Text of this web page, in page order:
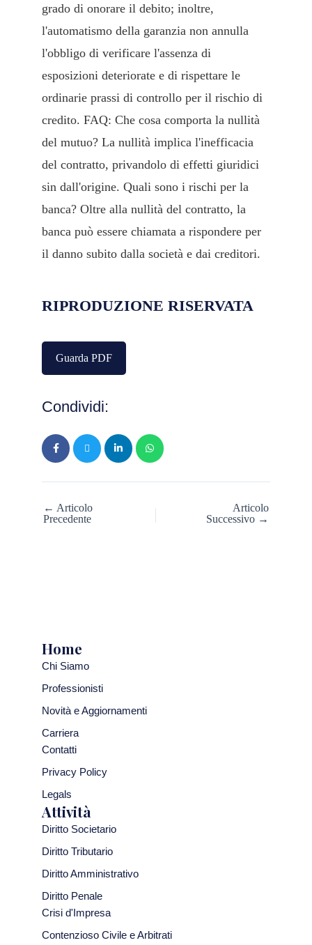
grado di onorare il debito; inoltre,
l'automatismo della garanzia non annulla
l'obbligo di verificare l'assenza di
esposizioni deteriorate e di rispettare le
ordinarie prassi di controllo per il rischio di
credito. FAQ: Che cosa comporta la nullità
del mutuo? La nullità implica l'inefficacia
del contratto, privandolo di effetti giuridici
sin dall'origine. Quali sono i rischi per la
banca? Oltre alla nullità del contratto, la
banca può essere chiamata a rispondere per
il danno subito dalla società e dai creditori.
RIPRODUZIONE RISERVATA
Guarda PDF
Condividi:
← Articolo
Precedente
Articolo
Successivo →
Home
Chi Siamo
Professionisti
Novità e Aggiornamenti
Carriera
Contatti
Privacy Policy
Legals
Attività
Diritto Societario
Diritto Tributario
Diritto Amministrativo
Diritto Penale
Crisi d'Impresa
Contenzioso Civile e Arbitrati